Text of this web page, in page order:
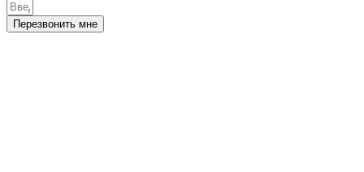
Перезвонить мне